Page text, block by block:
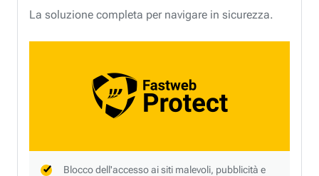
La soluzione completa per navigare in sicurezza.
Blocco dell'accesso ai siti malevoli, pubblicità e